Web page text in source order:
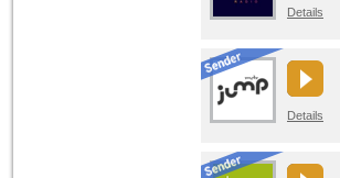
Details
Details